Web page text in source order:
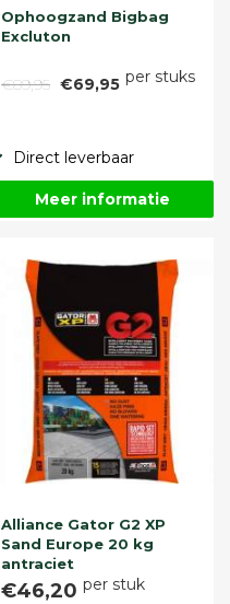
Ophoogzand Bigbag
Excluton
€89,95 €69,95 per stuks
Direct leverbaar
Meer informatie
Alliance Gator G2 XP
Sand Europe 20 kg
antraciet
€46,20 per stuk